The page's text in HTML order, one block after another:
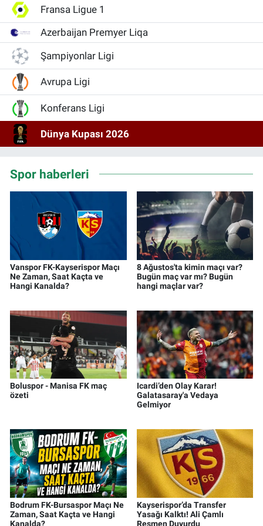
Fransa Ligue 1
Azerbaijan Premyer Liqa
Şampiyonlar Ligi
Avrupa Ligi
Konferans Ligi
Dünya Kupası 2026
Spor haberleri
Vanspor FK-Kayserispor Maçı
Ne Zaman, Saat Kaçta ve
Hangi Kanalda?
8 Ağustos'ta kimin maçı var?
Bugün maç var mı? Bugün
hangi maçlar var?
Boluspor - Manisa FK maç
özeti
Icardi’den Olay Karar!
Galatasaray'a Vedaya
Gelmiyor
Bodrum FK-Bursaspor Maçı Ne
Zaman, Saat Kaçta ve Hangi
Kanalda?
Kayserispor’da Transfer
Yasağı Kalktı! Ali Çamlı
Resmen Duyurdu